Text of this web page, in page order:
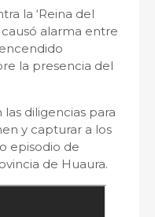
la ‘Reina del
alarma entre
la presencia del
diligencias para
y capturar a los
episodio de
de Huaura.